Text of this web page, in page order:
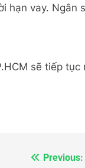
hạn vay. Ngân
sẽ tiếp
Previous: